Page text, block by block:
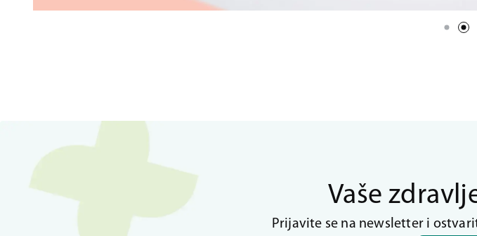
Vaše
Prijavite se na newsletter i